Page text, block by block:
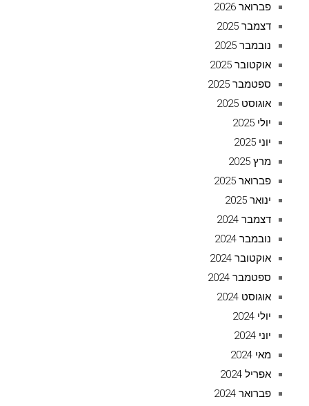
פברואר 2026
דצמבר 2025
נובמבר 2025
אוקטובר 2025
ספטמבר 2025
אוגוסט 2025
יולי 2025
יוני 2025
מרץ 2025
פברואר 2025
ינואר 2025
דצמבר 2024
נובמבר 2024
אוקטובר 2024
ספטמבר 2024
אוגוסט 2024
יולי 2024
יוני 2024
מאי 2024
אפריל 2024
פברואר 2024